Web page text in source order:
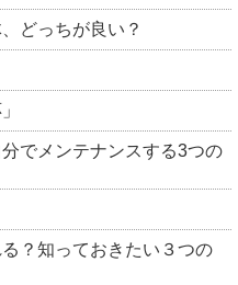
どっちが良い？
でメンテナンスする3つの
？知っておきたい３つの